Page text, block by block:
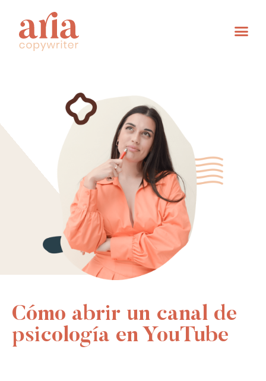
Cómo abrir un canal de
psicología en YouTube